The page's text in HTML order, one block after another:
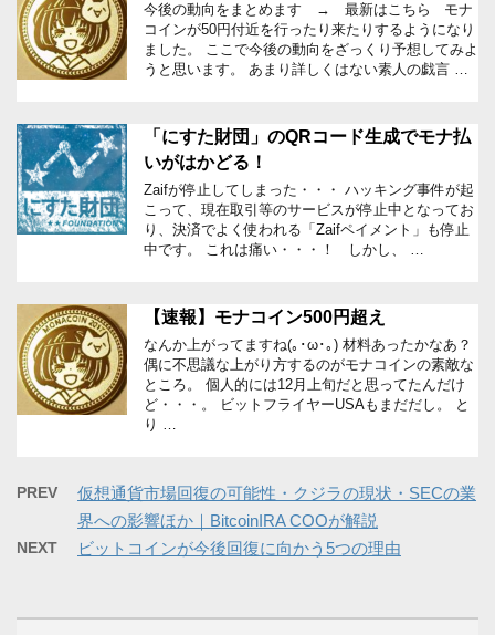
今後の動向をまとめます → 最新はこちら モナ
コインが50円付近を行ったり来たりするようになり
ました。 ここで今後の動向をざっくり予想してみよ
うと思います。 あまり詳しくはない素人の戯言 …
「にすた財団」のQRコード生成でモナ払
いがはかどる！
Zaifが停止してしまった・・・ ハッキング事件が起
こって、現在取引等のサービスが停止中となってお
り、決済でよく使われる「Zaifペイメント」も停止
中です。 これは痛い・・・！ しかし、 …
【速報】モナコイン500円超え
なんか上がってますね(｡･ω･｡) 材料あったかなあ？
偶に不思議な上がり方するのがモナコインの素敵な
ところ。 個人的には12月上旬だと思ってたんだけ
ど・・・。 ビットフライヤーUSAもまだだし。 と
り …
PREV
仮想通貨市場回復の可能性・クジラの現状・SECの業
界への影響ほか｜BitcoinIRA COOが解説
NEXT ビットコインが今後回復に向かう5つの理由